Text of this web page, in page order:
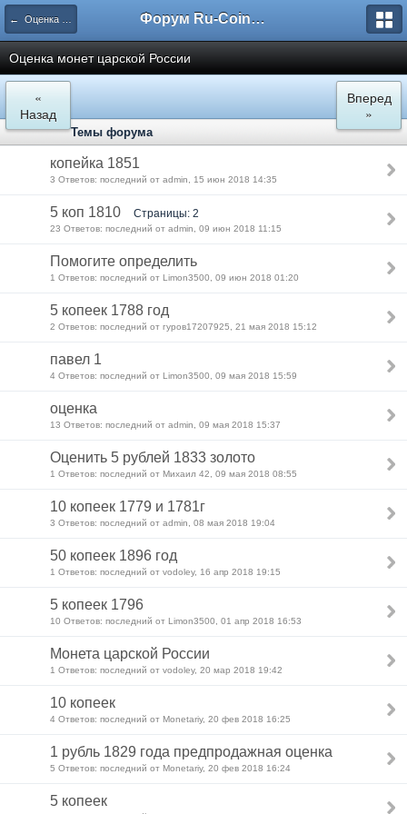
← Оценка и определение Форум Ru-Coin.ru
Оценка монет царской России
«
Назад
Вперед
»
Темы форума
копейка 1851
3 Ответов: последний от admin, 15 июн 2018 14:35
5 коп 1810 Страницы: 2
23 Ответов: последний от admin, 09 июн 2018 11:15
Помогите определить
1 Ответов: последний от Limon3500, 09 июн 2018 01:20
5 копеек 1788 год
2 Ответов: последний от гуров17207925, 21 мая 2018 15:12
павел 1
4 Ответов: последний от Limon3500, 09 мая 2018 15:59
оценка
13 Ответов: последний от admin, 09 мая 2018 15:37
Оценить 5 рублей 1833 золото
1 Ответов: последний от Михаил 42, 09 мая 2018 08:55
10 копеек 1779 и 1781г
3 Ответов: последний от admin, 08 мая 2018 19:04
50 копеек 1896 год
1 Ответов: последний от vodoley, 16 апр 2018 19:15
5 копеек 1796
10 Ответов: последний от Limon3500, 01 апр 2018 16:53
Монета царской России
1 Ответов: последний от vodoley, 20 мар 2018 19:42
10 копеек
4 Ответов: последний от Monetariy, 20 фев 2018 16:25
1 рубль 1829 года предпродажная оценка
5 Ответов: последний от Monetariy, 20 фев 2018 16:24
5 копеек